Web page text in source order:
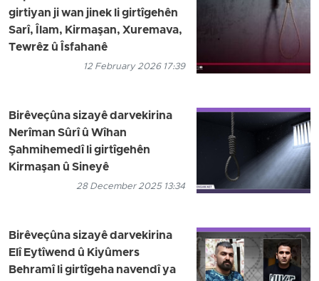
girtiyan ji wan jinek li girtîgehên
Sarî, Îlam, Kirmaşan, Xuremava,
Tewrêz û Îsfahanê
12 February 2026 17:39
Birêveçûna sizayê darvekirina
Nerîman Sûrî û Wîhan
Şahmihemedî li girtîgehên
Kirmaşan û Sineyê
28 December 2025 13:34
Birêveçûna sizayê darvekirina
Elî Eytîwend û Kiyûmers
Behramî li girtîgeha navendî ya